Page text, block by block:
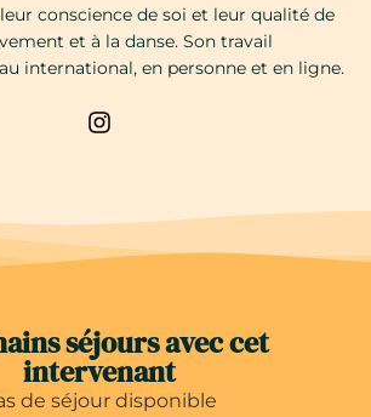
conscience de soi et leur qualité de
et à la danse. Son travail
international, en personne et en ligne.
séjours avec cet
intervenant
de séjour disponible